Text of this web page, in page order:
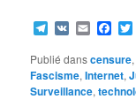
Telegram
VK Email
Publié danscensure
Fascisme,Internet,
Surveillance,